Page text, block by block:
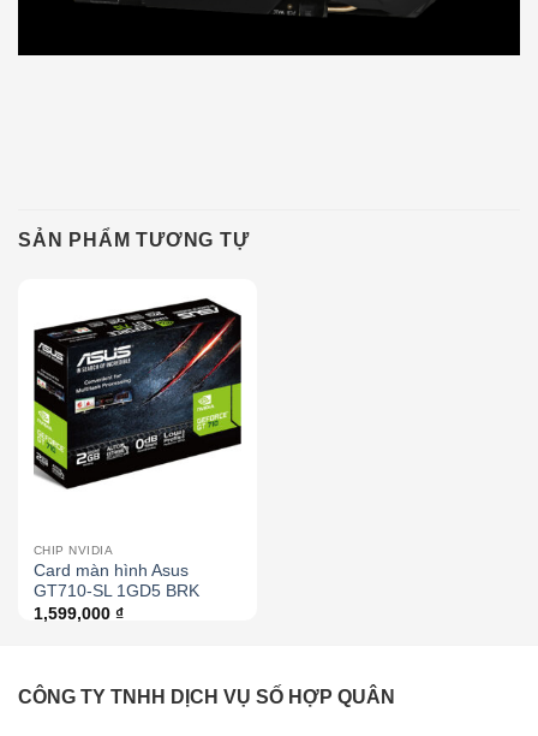
SẢN PHẨM TƯƠNG TỰ
CHIP NVIDIA
Card màn hình Asus
GT710-SL 1GD5 BRK
1,599,000 ₫
CÔNG TY TNHH DỊCH VỤ SỐ HỢP QUÂN